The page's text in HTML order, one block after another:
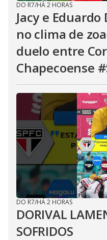
DO R7/HÁ 2 HORAS
Jacy e
no clima de
duelo entre
Chapecoense
DO R7/HÁ 2 HORAS
DORIVAL
SOFRIDOS